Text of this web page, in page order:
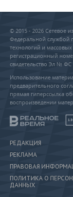
© 2015 - 2026 Сетевое
Федеральной службой
технологий и
регистрационный
свидетельство Эл № ФС
Использование
предварительного
прямая гиперссылка
воспроизведении
РЕДАКЦИЯ
РЕКЛАМА
ПРАВОВАЯ
ПОЛИТИКА О
ДАННЫХ